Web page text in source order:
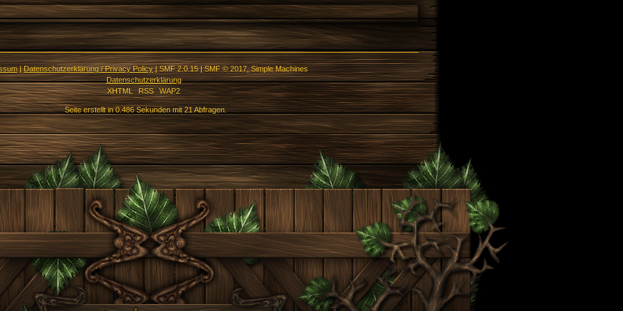
|Datenschutzerklärung / Privacy Policy|SMF 2.0.15|SMF © 2017,Simple Machines
Datenschutzerklärung
XHTML
RSS WAP2
Seite erstellt in 0.486 Sekunden mit 21 Abfragen.